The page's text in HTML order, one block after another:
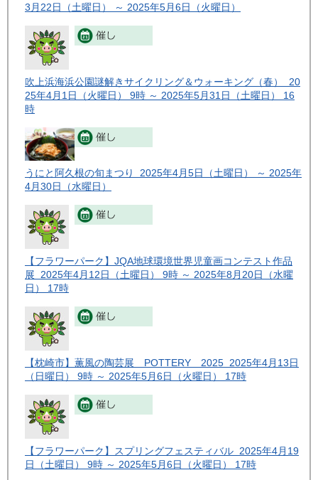
3月22日（土曜日） ～ 2025年5月6日（火曜日）
吹上浜海浜公園謎解きサイクリング＆ウォーキング（春） 20
25年4月1日（火曜日） 9時 ～ 2025年5月31日（土曜日） 16
時
うにと阿久根の旬まつり 2025年4月5日（土曜日） ～ 2025年
4月30日（水曜日）
【フラワーパーク】JQA地球環境世界児童画コンテスト作品
展 2025年4月12日（土曜日） 9時 ～ 2025年8月20日（水曜
日） 17時
【枕崎市】薫風の陶芸展 POTTERY 2025 2025年4月13日
（日曜日） 9時 ～ 2025年5月6日（火曜日） 17時
【フラワーパーク】スプリングフェスティバル 2025年4月19
日（土曜日） 9時 ～ 2025年5月6日（火曜日） 17時